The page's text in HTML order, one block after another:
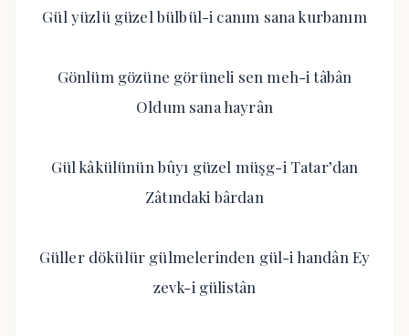
Gül yüzlü güzel bülbül-i canım sana kurbanım
Gönlüm gözüne görüneli sen meh-i tâbân
Oldum sana hayrân
Gül kâkülünün bûyı güzel müşg-i Tatar’dan
Zâtındaki bârdan
Güller dökülür gülmelerinden gül-i handân Ey
zevk-i gülistân